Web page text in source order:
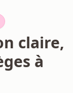
claire,
à